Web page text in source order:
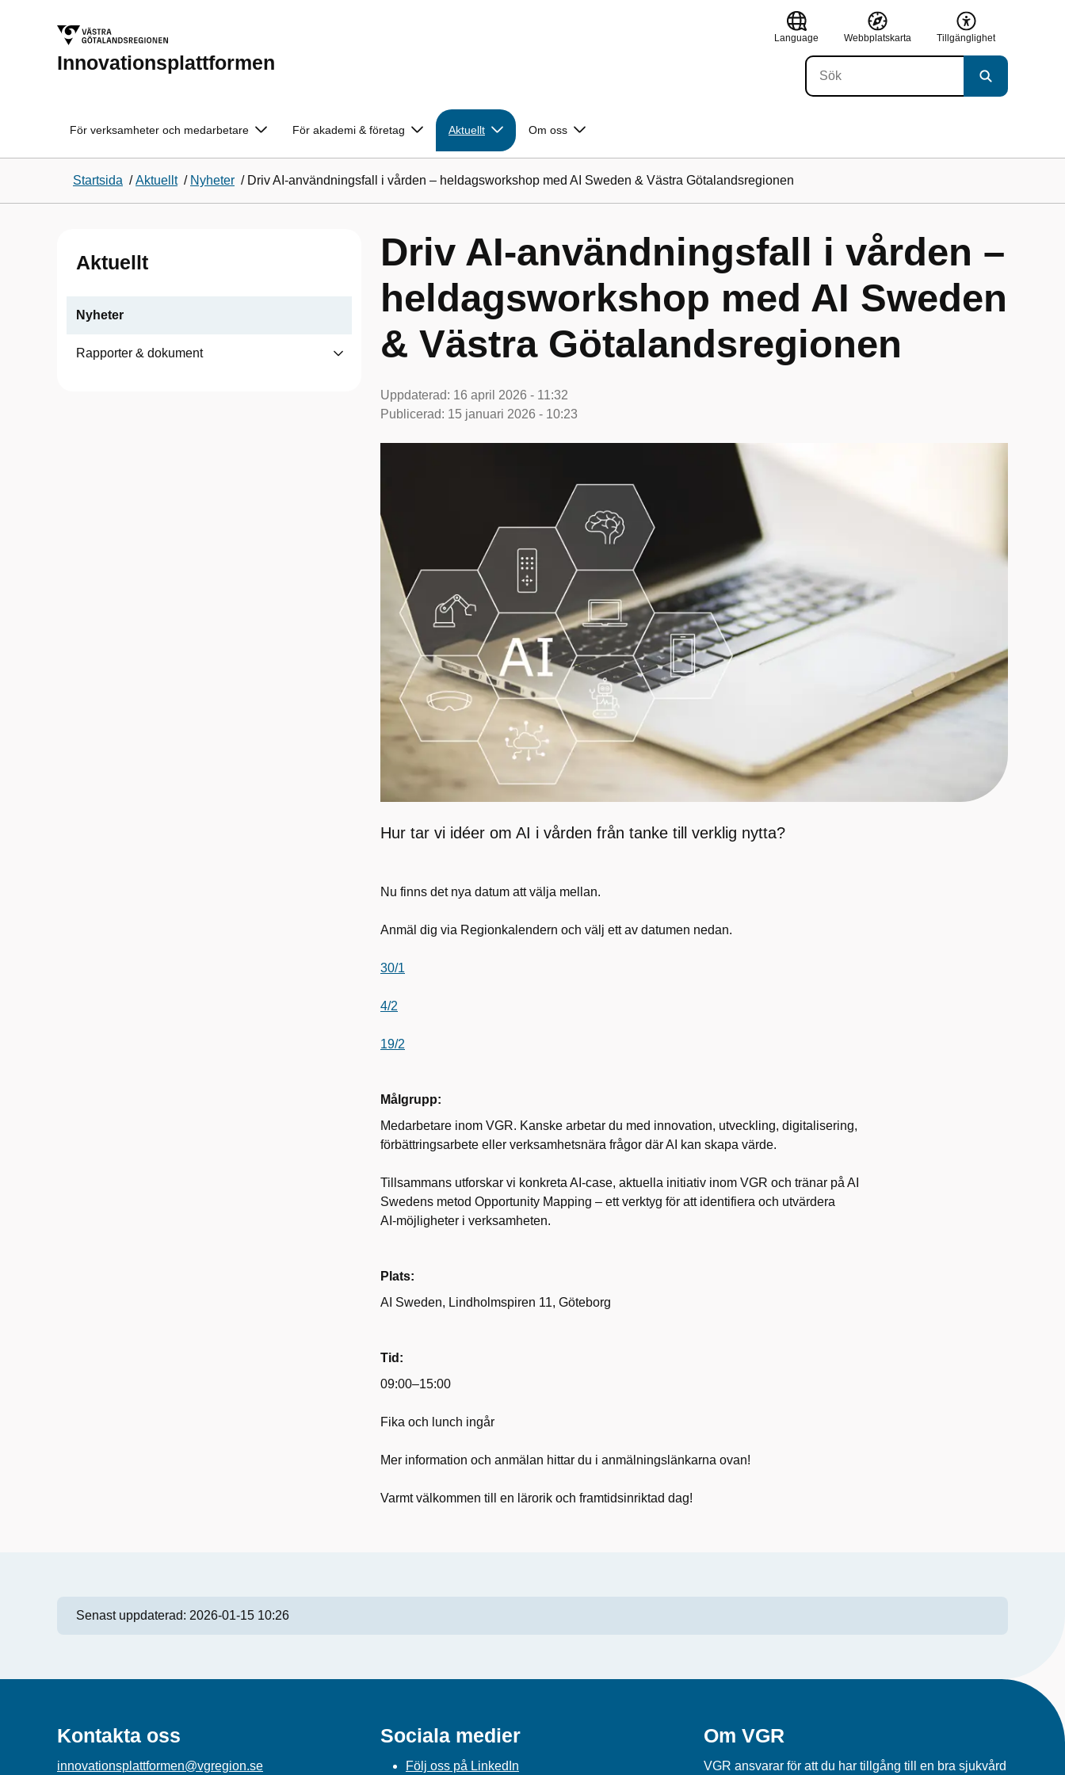
Innovationsplattformen
Language Webbplatskarta Tillgänglighet
För verksamheter och medarbetare För akademi & företag Aktuellt Om oss
Startsida /Aktuellt / Nyheter / Driv AI‑användningsfall i vården – heldagsworkshop med AI Sweden & Västra Götalandsregionen
Aktuellt
Nyheter
Rapporter & dokument
Driv AI‑användningsfall i vården –
heldagsworkshop med AI Sweden
& Västra Götalandsregionen
Uppdaterad: 16 april 2026 - 11:32
Publicerad: 15 januari 2026 - 10:23
Hur tar vi idéer om AI i vården från tanke till verklig nytta?
Nu finns det nya datum att välja mellan.
Anmäl dig via Regionkalendern och välj ett av datumen nedan.
30/1
4/2
19/2
Målgrupp:
Medarbetare inom VGR. Kanske arbetar du med innovation, utveckling, digitalisering,
förbättringsarbete eller verksamhetsnära frågor där AI kan skapa värde.
Tillsammans utforskar vi konkreta AI‑case, aktuella initiativ inom VGR och tränar på AI
Swedens metod Opportunity Mapping – ett verktyg för att identifiera och utvärdera
AI‑möjligheter i verksamheten.
Plats:
AI Sweden, Lindholmspiren 11, Göteborg
Tid:
09:00–15:00
Fika och lunch ingår
Mer information och anmälan hittar du i anmälningslänkarna ovan!
Varmt välkommen till en lärorik och framtidsinriktad dag!
Senast uppdaterad: 2026-01-15 10:26
Kontakta oss
innovationsplattformen@vgregion.se
Sociala medier
Följ oss på LinkedIn
Om VGR
VGR ansvarar för att du har tillgång till en bra sjukvård